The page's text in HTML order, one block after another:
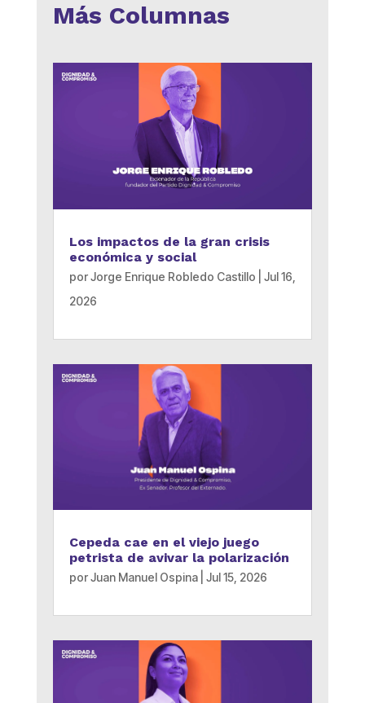
Más Columnas
Los impactos de la gran crisis
económica y social
porJorge Enrique Robledo Castillo
Jul 16,
2026
Cepeda cae en el viejo juego
petrista de avivar la polarización
porJuan Manuel Ospina| Jul 15, 2026